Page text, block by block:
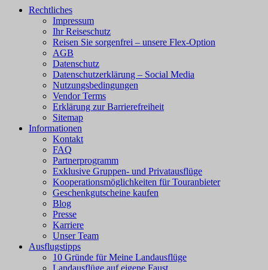
Rechtliches
Impressum
Ihr Reiseschutz
Reisen Sie sorgenfrei – unsere Flex-Option
AGB
Datenschutz
Datenschutzerklärung – Social Media
Nutzungsbedingungen
Vendor Terms
Erklärung zur Barrierefreiheit
Sitemap
Informationen
Kontakt
FAQ
Partnerprogramm
Exklusive Gruppen- und Privatausflüge
Kooperationsmöglichkeiten für Touranbieter
Geschenkgutscheine kaufen
Blog
Presse
Karriere
Unser Team
Ausflugstipps
10 Gründe für Meine Landausflüge